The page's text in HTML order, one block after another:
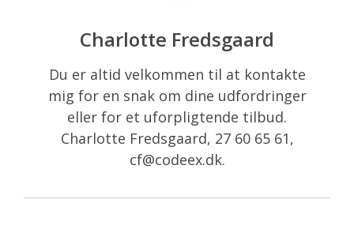
Charlotte Fredsgaard
Du er altid velkommen til at kontakte
mig for en snak om dine udfordringer
eller for et uforpligtende tilbud.
Charlotte Fredsgaard, 27 60 65 61,
cf@codeex.dk.